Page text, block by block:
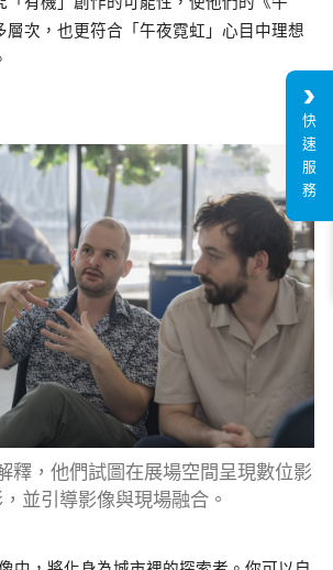
層次，也更符合「午夜霓虹」心目中理想
，他們試圖在展場空間呈現數位影
並引導影像與現場融合。
快
速
服
務